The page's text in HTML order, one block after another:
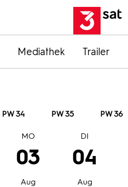
Mediathek Trailer
PW 34 PW 35 PW 36
03
Aug
MO
04
Aug
DI